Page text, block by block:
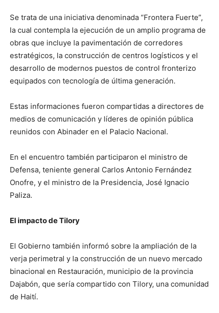
Se trata de una iniciativa denominada “Frontera Fuerte”,
la cual contempla la ejecución de un amplio programa de
obras que incluye la pavimentación de corredores
estratégicos, la construcción de centros logísticos y el
desarrollo de modernos puestos de control fronterizo
equipados con tecnología de última generación.
Estas informaciones fueron compartidas a directores de
medios de comunicación y líderes de opinión pública
reunidos con Abinader en el Palacio Nacional.
En el encuentro también participaron el ministro de
Defensa, teniente general Carlos Antonio Fernández
Onofre, y el ministro de la Presidencia, José Ignacio
Paliza.
El impacto de Tilory
El Gobierno también informó sobre la ampliación de la
verja perimetral y la construcción de un nuevo mercado
binacional en Restauración, municipio de la provincia
Dajabón, que sería compartido con Tilory, una comunidad
de Haití.